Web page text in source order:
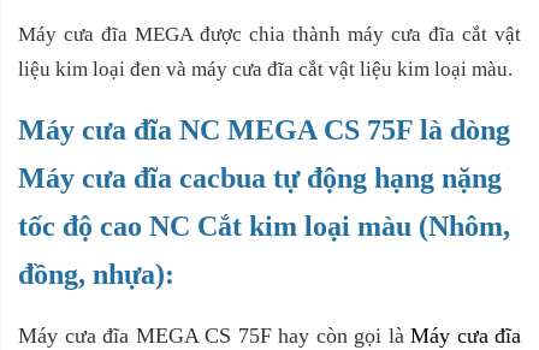
Máy cưa đĩa MEGA được chia thành máy cưa đĩa cắt vật
liệu kim loại đen và máy cưa đĩa cắt vật liệu kim loại màu.
Máy cưa đĩa NC MEGA CS 75F là dòng
Máy cưa đĩa cacbua tự động hạng nặng
tốc độ cao NC Cắt kim loại màu (Nhôm,
đồng, nhựa):
Máy cưa đĩa MEGA CS 75F hay còn gọi là Máy cưa đĩa